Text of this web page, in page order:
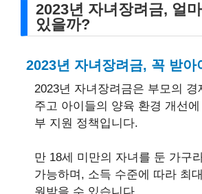
2023년 자녀장려금, 얼
있을까?
2023년 자녀장려금, 꼭 받아
2023년 자녀장려금은 부모의 경
주고 아이들의 양육 환경 개선
부 지원 정책입니다.
만 18세 미만의 자녀를 둔 가구
가능하며, 소득 수준에 따라 최